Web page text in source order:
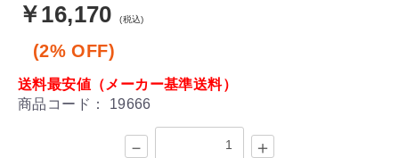
￥16,170 (税込)
(2% OFF)
送料最安値（メーカー基準送料）
商品コード： 19666
－ ＋